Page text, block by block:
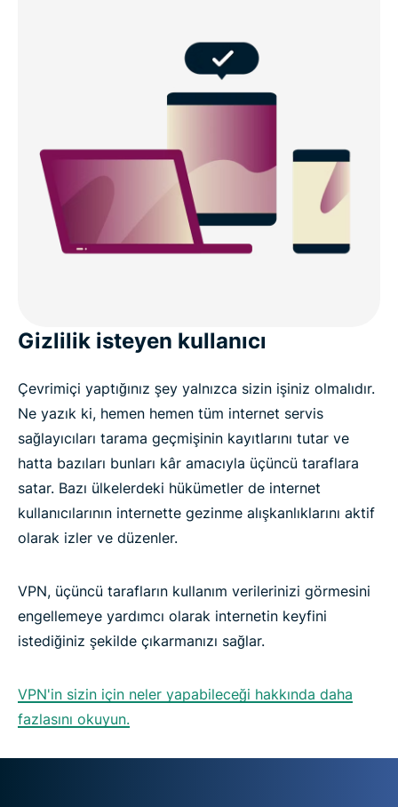
Gizlilik isteyen kullanıcı
Çevrimiçi yaptığınız şey yalnızca sizin işiniz olmalıdır.
Ne yazık ki, hemen hemen tüm internet servis
sağlayıcıları tarama geçmişinin kayıtlarını tutar ve
hatta bazıları bunları kâr amacıyla üçüncü taraflara
satar. Bazı ülkelerdeki hükümetler de internet
kullanıcılarının internette gezinme alışkanlıklarını aktif
olarak izler ve düzenler.
VPN, üçüncü tarafların kullanım verilerinizi görmesini
engellemeye yardımcı olarak internetin keyfini
istediğiniz şekilde çıkarmanızı sağlar.
VPN'in sizin için neler yapabileceği hakkında daha
fazlasını okuyun.